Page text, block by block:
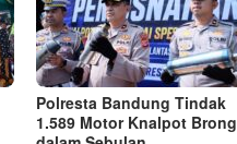
Polresta Bandung Tindak
1.589 Motor Knalpot Brong